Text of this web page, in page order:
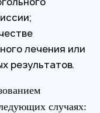
лечения или
результатов.
случаях: